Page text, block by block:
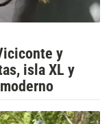
y
isla XL y